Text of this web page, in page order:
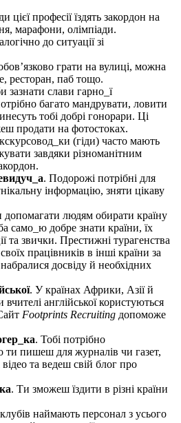
цієї професії їздять закордон на
марафони, олімпіади.
до ситуації зі
грати на вулиці, можна
ресторан, паб тощо.
зазнати слави гарно_ї
багато мандрувати, ловити
тобі добрі гонорари. Ці
продати на фотостоках.
(гіди) часто мають
завдяки різноманітним
. Подорожі потрібні для
інформацію, зняти цікаву
людям обирати країну
само_ю добре знати країни, їх
та звички. Престижні турагенства
працівників в інші країни за
досвіду й необхідних
. У країнах Африки, Азії й
англійської користуються
Footprints Recruiting допоможе
. Тобі потрібно
пишеш для журналів чи газет,
відео та ведеш свій блог про
. Ти зможеш їздити в різні країни
наймають персонал з усього